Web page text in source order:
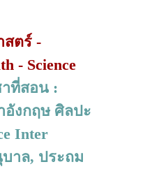
ตร์ -
- Science
าที่สอน :
อังกฤษ ศิลปะ
Inter
าล, ประถม